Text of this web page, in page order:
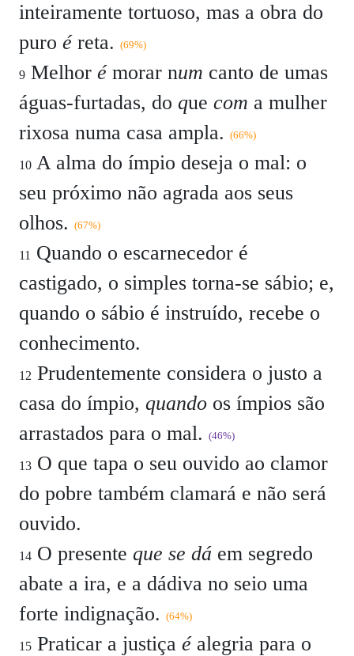
inteiramente tortuoso, mas a obra do
puro éreta. (69%)
9 Melhor émorar num canto de umas
águas-furtadas, do que com a mulher
rixosa numa casa ampla. (66%)
10 A alma do ímpio deseja o mal: o
seu próximo não agrada aos seus
olhos. (67%)
11
Quando o escarnecedor é
castigado, o simples torna-se sábio; e,
quando o sábio é instruído, recebe o
conhecimento.
12 Prudentemente considera o justo a
casa do ímpio, quando os ímpios são
arrastados para o mal. (46%)
13 O que tapa o seu ouvido ao clamor
do pobre também clamará e não será
ouvido.
14 O presente que se dá em segredo
abate a ira, e a dádiva no seio uma
forte indignação. (64%)
15 Praticar a justiça éalegria para o